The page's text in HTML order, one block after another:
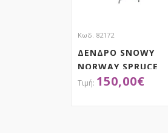
Κωδ. 82172
ΔΕΝΔΡΟ SNOWY
NORWAY SPRUCE
150EK150,00€